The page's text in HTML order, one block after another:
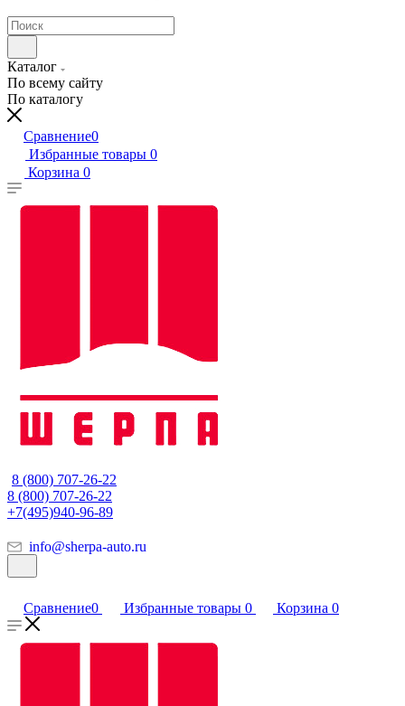
Каталог
По всему сайту
По каталогу
Сравнение0
Избранные товары 0
Корзина 0
8 (800) 707-26-22
8 (800) 707-26-22
+7(495)940-96-89
info@sherpa-auto.ru
Сравнение0 Избранные товары 0 Корзина 0